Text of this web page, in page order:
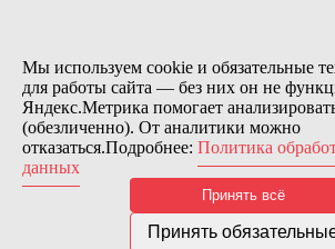
Контакты
Заказов сегодня / Всего
11133
Нас можно найти тут:
© 2026 Motor Components. Все права
Дизайн и разработка сайта
Nice’
В связи с возникшими затруднениями с
Мы используем cookie и обязательные
для работы сайта — без них он не
Яндекс.Метрика помогает
(обезличенно). От аналитики можно
отказаться.Подробнее: Политика
данных
Принять всё
Принять